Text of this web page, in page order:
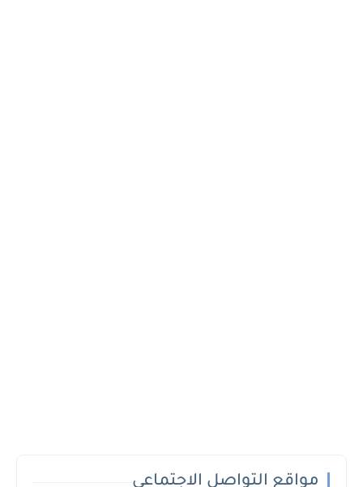
مواقع التواصل الاجتماعي